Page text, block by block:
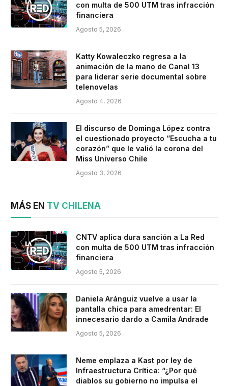
con multa de 500 UTM tras infracción
financiera
Agosto 5, 2026
Katty Kowaleczko regresa a la
animación de la mano de Canal 13
para liderar serie documental sobre
telenovelas
Agosto 4, 2026
El discurso de Dominga López contra
el cuestionado proyecto “Escucha a tu
corazón” que le valió la corona del
Miss Universo Chile
Agosto 3, 2026
MÁS EN TV CHILENA
CNTV aplica dura sanción a La Red
con multa de 500 UTM tras infracción
financiera
Agosto 5, 2026
Daniela Aránguiz vuelve a usar la
pantalla chica para amedrentar: El
innecesario dardo a Camila Andrade
Agosto 5, 2026
Neme emplaza a Kast por ley de
Infraestructura Crítica: “¿Por qué
diablos su gobierno no impulsa el